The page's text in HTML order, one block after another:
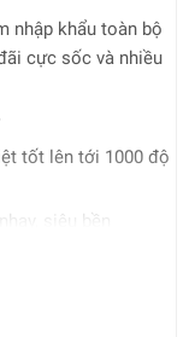
nhập khẩu toàn bộ
cực sốc và nhiều
tốt lên tới 1000 độ
siêu bền